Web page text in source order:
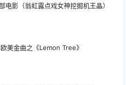
电影（翁虹露点戏女神挖掘机王晶）
美金曲之《Lemon Tree》